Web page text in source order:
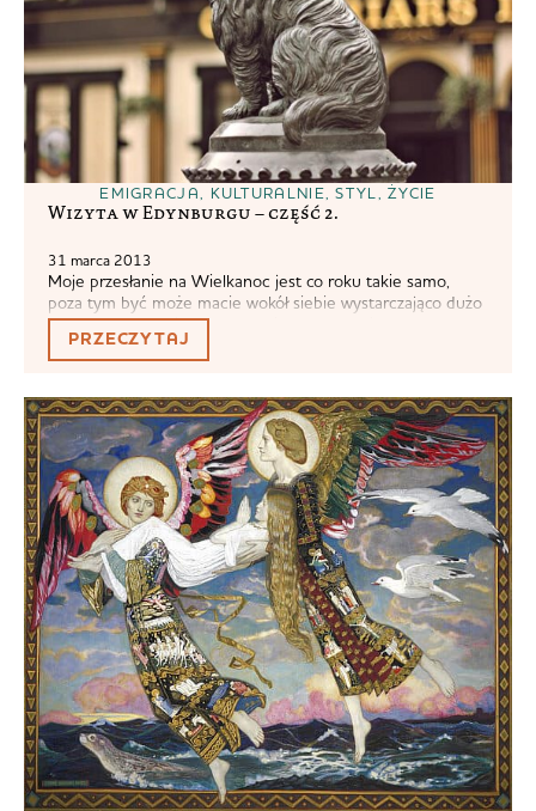
EMIGRACJA, KULTURALNIE,STYL,ŻYCIE
Wizyta w Edynburgu – część 2.
31 marca 2013
Moje przesłanie na Wielkanoc jest co roku takie samo,
poza tym być może macie wokół siebie wystarczająco dużo
kolorowych jajek i przydałaby się Wam odmiana. Zapraszam
zatem na kolejną wczesnowiosenną przechadzkę po
Edynburgu. Pierwsza część zdjęć dostępna jest tutaj.
Edynburga i Glasgow. Jeśli jest coś co chcielibyście...
PRZECZYTAJ